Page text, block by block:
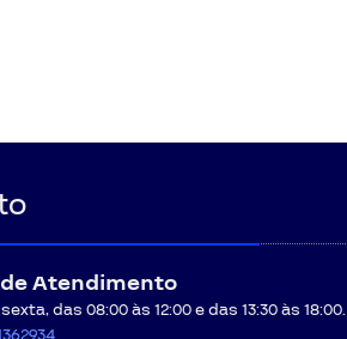
Atendimento
das 08:00 às 12:00 e das 13:30 às 18:00.